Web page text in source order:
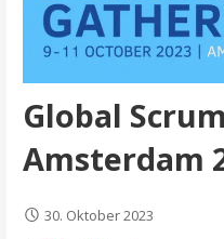
Global
Amsterdam
30. Oktober 2023